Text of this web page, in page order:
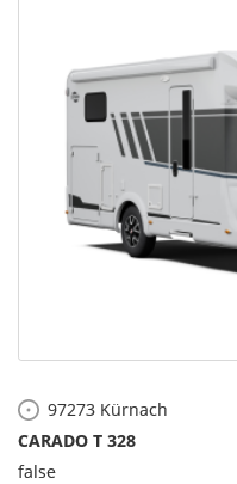
97273 Kürnach
CARADO T 328
false